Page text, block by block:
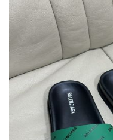
録
yoyocopys@gmail.com
2026人気特集
バッグ
財布
時計
ズボン
衣装セット
住まい用品
アクセサリー
ベルト
スカーフ
アイフォーンケ
ース
小物
2026春の新作続々更新中
新作入荷！ルイ・ヴィト